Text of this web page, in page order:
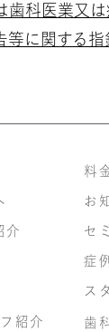
歯科医業又
等に関する
介
紹介
料
お
セ
症
ス
歯